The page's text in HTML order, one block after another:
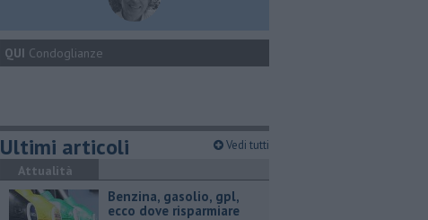
QUI Condoglianze
Ultimi articoli Vedi tutti
Attualità
​Benzina, gasolio, gpl,
ecco dove risparmiare